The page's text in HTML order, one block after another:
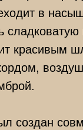
в
сладковатую
красивым
создан